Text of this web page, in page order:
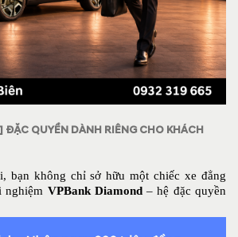
ĐẶC QUYỀN DÀNH RIÊNG CHO KHÁCH
bạn không chỉ sở hữu một chiếc xe đẳng
nghiệm VPBank Diamond – hệ đặc quyền
sống và dịch vụ cao cấp.